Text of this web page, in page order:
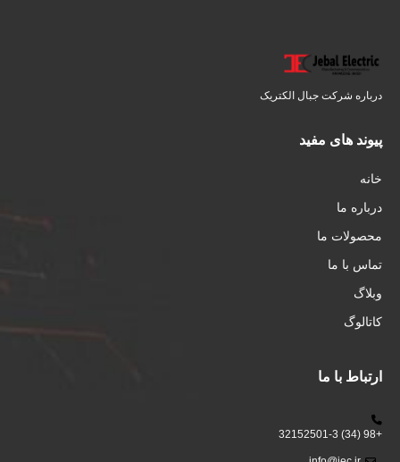
درباره شرکت جبال الکتریک
پیوند های مفید
خانه
درباره ما
محصولات ما
تماس با ما
وبلاگ
کاتالوگ
ارتباط با ما
+98 (34) 32152501-3